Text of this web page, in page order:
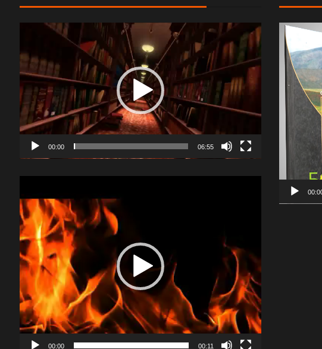
00:00 06:55
Player
00:00 00:11
Video
Player